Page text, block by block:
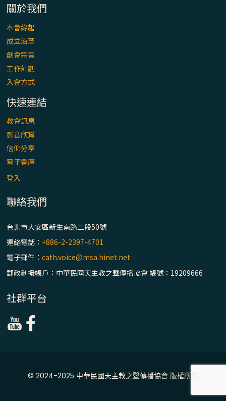
【信仰之旅】第七集：「罪的啟示」—黃錦
「禧年 來~」第十三集：論《在希望中得救》
「禧年 來~」第十一集：續談禧年特色 ~ 聖門
/ 梅山中華聖母朝聖地
關於我們
本會緣起
成立沿革
創會宗旨
工作計劃
入會方式
快速連結
教會訊息
影音欣賞
信仰分享
電子書庫
登入
聯絡我們
台北市大安區新生南路二段50號
連絡電話： +886-2-2397-4701
電子郵件：cath.voice@msa.hinet.net
郵政劃撥帳戶：中華民國天主教之聲傳播協會 帳號：19209666
社群平台
© 2024-2025 中華民國天主教之聲傳播協會 版權所有